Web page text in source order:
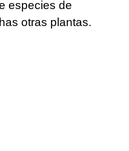
especies de
otras plantas.